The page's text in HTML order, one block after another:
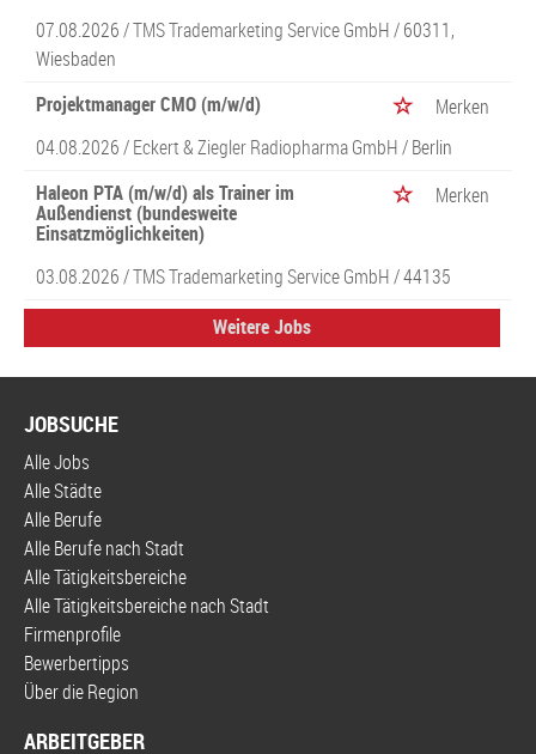
07.08.2026 /TMS Trademarketing Service GmbH/ 60311,
Wiesbaden
Projektmanager CMO (m/w/d)
Merken
04.08.2026 /Eckert & Ziegler Radiopharma GmbH/ Berlin
Haleon PTA (m/w/d) als Trainer im
Außendienst (bundesweite
Einsatzmöglichkeiten)
Merken
03.08.2026 /TMS Trademarketing Service GmbH/ 44135
Weitere Jobs
JOBSUCHE
Alle Jobs
Alle Städte
Alle Berufe
Alle Berufe nach Stadt
Alle Tätigkeitsbereiche
Alle Tätigkeitsbereiche nach Stadt
Firmenprofile
Bewerbertipps
Über die Region
ARBEITGEBER